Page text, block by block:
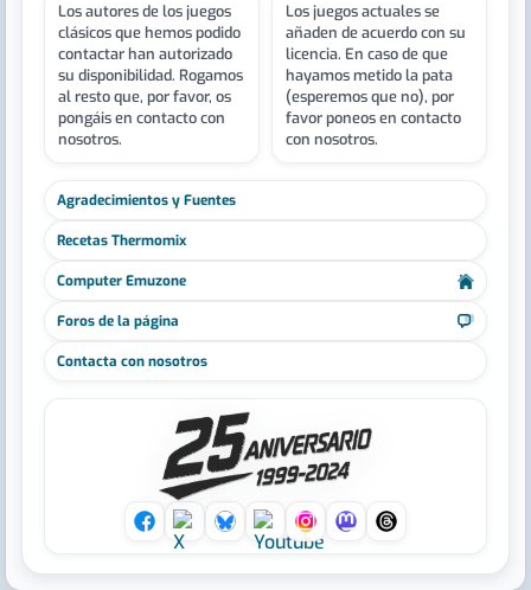
Los autores de los juegos
clásicos que hemos podido
contactar han autorizado
su disponibilidad. Rogamos
al resto que, por favor, os
pongáis en contacto con
nosotros.
Los juegos actuales se
añaden de acuerdo con su
licencia. En caso de que
hayamos metido la pata
(esperemos que no), por
favor poneos en contacto
con nosotros.
Agradecimientos y Fuentes
Recetas Thermomix
Computer Emuzone
Foros de la página
Contacta con nosotros